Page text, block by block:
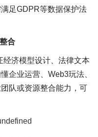
足GDPR等数据保护法
合
经济模型设计、法律文本
企业运营、Web3玩法、
队或资源整合能力，可